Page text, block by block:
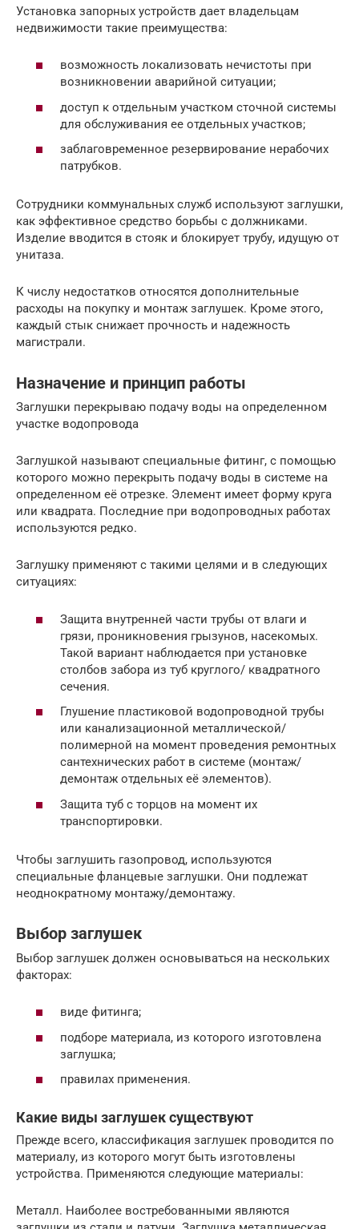
Установка запорных устройств дает владельцам
недвижимости такие преимущества:
возможность локализовать нечистоты при
возникновении аварийной ситуации;
доступ к отдельным участком сточной системы
для обслуживания ее отдельных участков;
заблаговременное резервирование нерабочих
патрубков.
Сотрудники коммунальных служб используют заглушки,
как эффективное средство борьбы с должниками.
Изделие вводится в стояк и блокирует трубу, идущую от
унитаза.
К числу недостатков относятся дополнительные
расходы на покупку и монтаж заглушек. Кроме этого,
каждый стык снижает прочность и надежность
магистрали.
Назначение и принцип работы
Заглушки перекрываю подачу воды на определенном
участке водопровода
Заглушкой называют специальные фитинг, с помощью
которого можно перекрыть подачу воды в системе на
определенном её отрезке. Элемент имеет форму круга
или квадрата. Последние при водопроводных работах
используются редко.
Заглушку применяют с такими целями и в следующих
ситуациях:
Защита внутренней части трубы от влаги и
грязи, проникновения грызунов, насекомых.
Такой вариант наблюдается при установке
столбов забора из туб круглого/ квадратного
сечения.
Глушение пластиковой водопроводной трубы
или канализационной металлической/
полимерной на момент проведения ремонтных
сантехнических работ в системе (монтаж/
демонтаж отдельных её элементов).
Защита туб с торцов на момент их
транспортировки.
Чтобы заглушить газопровод, используются
специальные фланцевые заглушки. Они подлежат
неоднократному монтажу/демонтажу.
Выбор заглушек
Выбор заглушек должен основываться на нескольких
факторах:
виде фитинга;
подборе материала, из которого изготовлена
заглушка;
правилах применения.
Какие виды заглушек существуют
Прежде всего, классификация заглушек проводится по
материалу, из которого могут быть изготовлены
устройства. Применяются следующие материалы:
Металл. Наиболее востребованными являются